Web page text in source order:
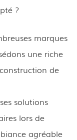
?
marques
une riche
de
solutions
lors de
agréable